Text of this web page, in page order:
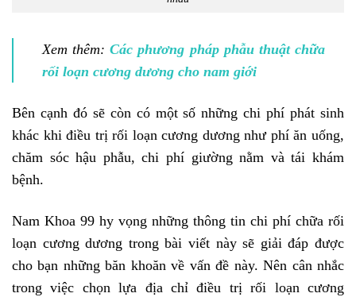
Xem thêm:Các phương pháp phẫu thuật chữa
rối loạn cương dương cho nam giới
Bên cạnh đó sẽ còn có một số những chi phí phát sinh
khác khi điều trị rối loạn cương dương như phí ăn uống,
chăm sóc hậu phẫu, chi phí giường nằm và tái khám
bệnh.
Nam Khoa 99 hy vọng những thông tin chi phí chữa rối
loạn cương dương trong bài viết này sẽ giải đáp được
cho bạn những băn khoăn về vấn đề này. Nên cân nhắc
trong việc chọn lựa địa chỉ điều trị rối loạn cương